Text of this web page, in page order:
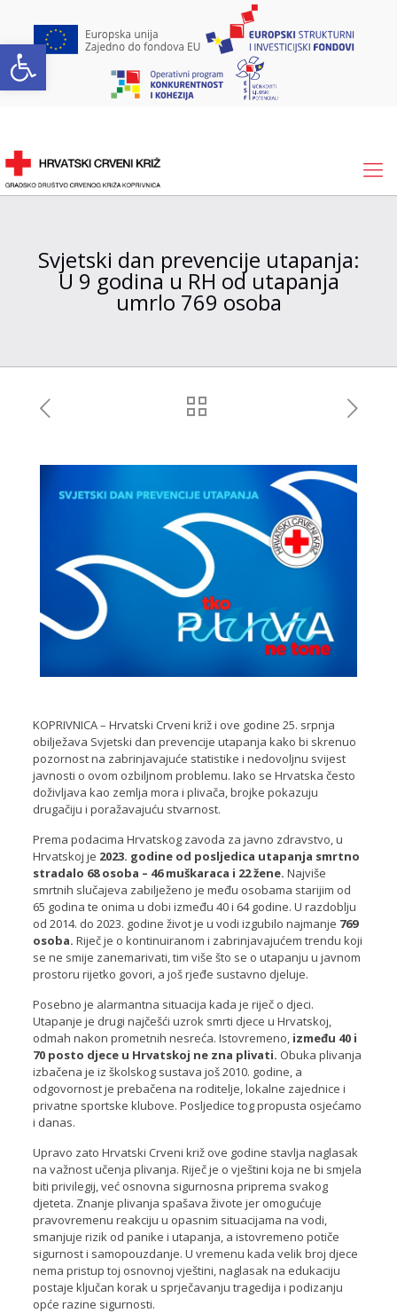
Open toolbar
Svjetski dan prevencije utapanja:
U 9 godina u RH od utapanja
umrlo 769 osoba
KOPRIVNICA – Hrvatski Crveni križ i ove godine 25. srpnja
obilježava Svjetski dan prevencije utapanja kako bi skrenuo
pozornost na zabrinjavajuće statistike i nedovoljnu svijest
javnosti o ovom ozbiljnom problemu. Iako se Hrvatska često
doživljava kao zemlja mora i plivača, brojke pokazuju
drugačiju i poražavajuću stvarnost.
Prema podacima Hrvatskog zavoda za javno zdravstvo, u
Hrvatskoj je 2023. godine od posljedica utapanja smrtno
stradalo 68 osoba – 46 muškaraca i 22 žene. Najviše
smrtnih slučajeva zabilježeno je među osobama starijim od
65 godina te onima u dobi između 40 i 64 godine. U razdoblju
od 2014. do 2023. godine život je u vodi izgubilo najmanje 769
osoba. Riječ je o kontinuiranom i zabrinjavajućem trendu koji
se ne smije zanemarivati, tim više što se o utapanju u javnom
prostoru rijetko govori, a još rjeđe sustavno djeluje.
Posebno je alarmantna situacija kada je riječ o djeci.
Utapanje je drugi najčešći uzrok smrti djece u Hrvatskoj,
odmah nakon prometnih nesreća. Istovremeno, između 40 i
70 posto djece u Hrvatskoj ne zna plivati. Obuka plivanja
izbačena je iz školskog sustava još 2010. godine, a
odgovornost je prebačena na roditelje, lokalne zajednice i
privatne sportske klubove. Posljedice tog propusta osjećamo
i danas.
Upravo zato Hrvatski Crveni križ ove godine stavlja naglasak
na važnost učenja plivanja. Riječ je o vještini koja ne bi smjela
biti privilegij, već osnovna sigurnosna priprema svakog
djeteta. Znanje plivanja spašava živote jer omogućuje
pravovremenu reakciju u opasnim situacijama na vodi,
smanjuje rizik od panike i utapanja, a istovremeno potiče
sigurnost i samopouzdanje. U vremenu kada velik broj djece
nema pristup toj osnovnoj vještini, naglasak na edukaciju
postaje ključan korak u sprječavanju tragedija i podizanju
opće razine sigurnosti.